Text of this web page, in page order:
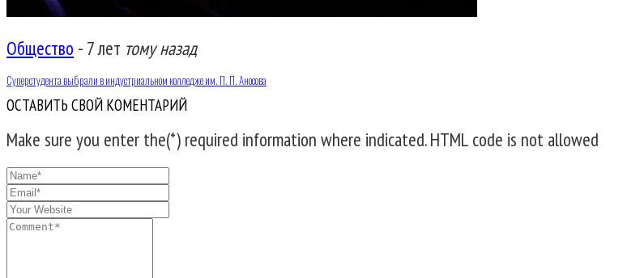
Общество - 7 лет тому назад
Суперстудента выбрали в индустриальном колледже им. П. П. Аносова
ОСТАВИТЬ СВОЙ КОМЕНТАРИЙ
Make sure you enter the(*) required information where indicated. HTML code is not allowed